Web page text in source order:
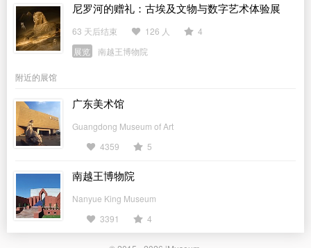
尼罗河的赠礼：古埃及文物与数字艺术体验展
63 天后结束 126 人
4
展览
南越王博物院
附近的展馆
广东美术馆
Guangdong Museum of Art
4359
5
南越王博物院
Nanyue King Museum
3391
4